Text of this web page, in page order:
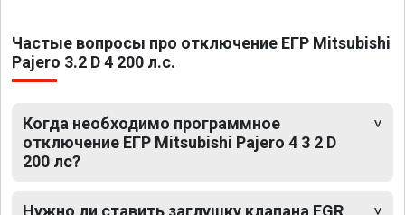
Частые вопросы про отключение ЕГР Mitsubishi
Pajero 3.2 D 4 200 л.с.
Когда необходимо программное
отключение ЕГР Mitsubishi Pajero 4 3 2 D
200 лс?
Нужно ли ставить заглушку клапана EGR